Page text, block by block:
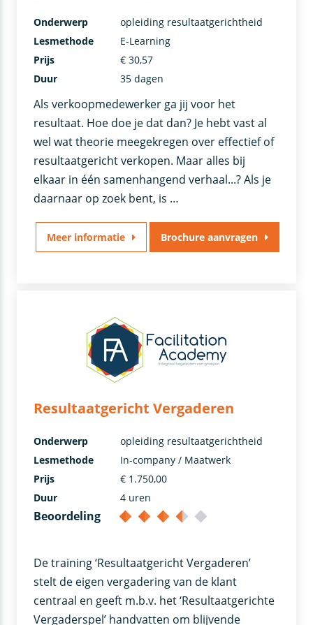
Als verkoopmedewerker ga jij voor het
resultaat. Hoe doe je dat dan? Je hebt vast al
wel wat theorie meegekregen over effectief of
resultaatgericht verkopen. Maar alles bij
elkaar in één samenhangend verhaal...? Als je
daarnaar op zoek bent, is …
Onderwerp
opleiding resultaatgerichtheid
Lesmethode
E-Learning
Prijs
€ 30,57
Duur
35 dagen
Meer informatie Brochure aanvragen
Resultaatgericht Vergaderen
De training ‘Resultaatgericht Vergaderen’
stelt de eigen vergadering van de klant
centraal en geeft m.b.v. het ‘Resultaatgerichte
Vergaderspel’ handvatten om blijvende
Onderwerp
opleiding resultaatgerichtheid
Lesmethode
In-company / Maatwerk
Prijs
€ 1.750,00
Duur
4 uren
Beoordeling